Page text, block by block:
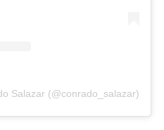
Salazar (@conrado_salazar)